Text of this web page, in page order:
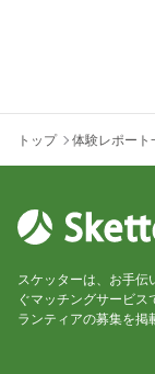
トップ 体験レポート
スケッターは、お手伝
ぐマッチングサービ
ランティアの募集を掲